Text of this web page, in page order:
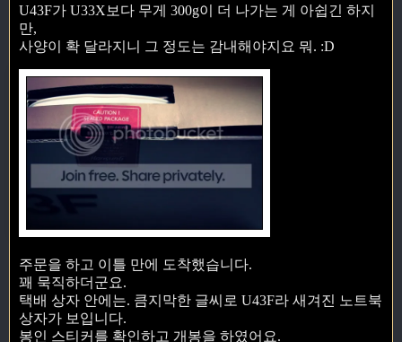
U43F가 U33X보다 무게 300g이 더 나가는 게 아쉽긴 하지
만,
사양이 확 달라지니 그 정도는 감내해야지요 뭐. :D
주문을 하고 이틀 만에 도착했습니다.
꽤 묵직하더군요.
택배 상자 안에는. 큼지막한 글씨로 U43F라 새겨진 노트북
상자가 보입니다.
봉인 스티커를 확인하고 개봉을 하였어요.